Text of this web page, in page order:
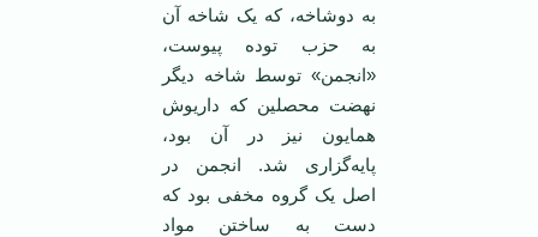
به دوشاخه، که یک شاخه آن
به حزب توده پیوست،
«انجمن» توسط شاخه دیگر
نهضت محصلین که داریوش
همایون نیز در آن بود،
پایه‌گزاری شد. انجمن در
اصل یک گروه مخفی بود که
دست به ساختن مواد